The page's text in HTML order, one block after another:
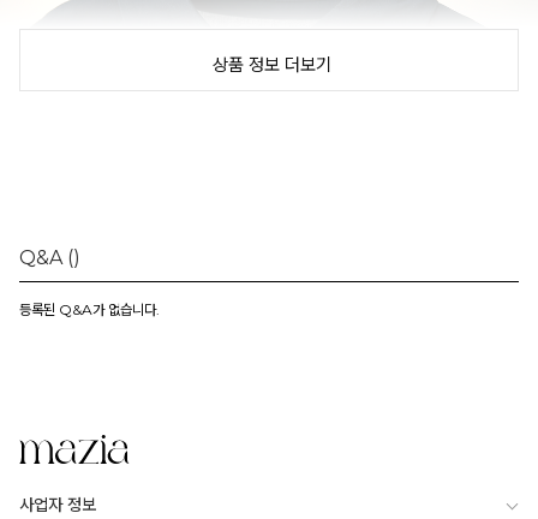
상품 정보 더보기
Q&A ()
등록된 Q&A가 없습니다.
사업자 정보